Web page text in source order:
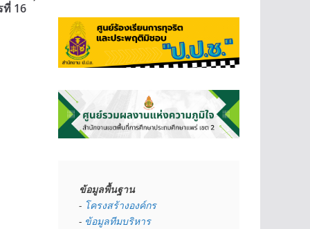
ที่ 16
ข้อมูลพื้นฐาน
- โครงสร้างองค์กร
- ข้อมูลทีมบริหาร